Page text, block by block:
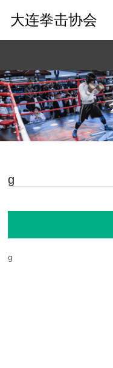
大连拳击协会
g
g